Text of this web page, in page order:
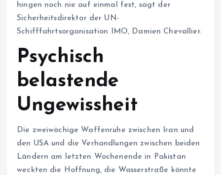
hingen noch nie auf einmal fest, sagt der
Sicherheitsdirektor der UN-
Schifffahrtsorganisation IMO, Damien Chevallier.
Psychisch
belastende
Ungewissheit
Die zweiwöchige Waffenruhe zwischen Iran und
den USA und die Verhandlungen zwischen beiden
Ländern am letzten Wochenende in Pakistan
weckten die Hoffnung, die Wasserstraße könnte